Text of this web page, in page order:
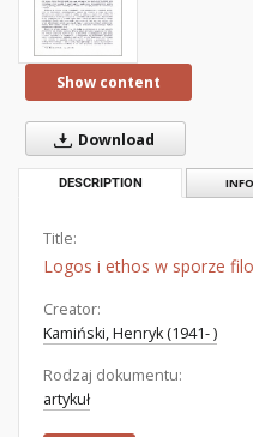
Show content
Download
DESCRIPTION
Title:
Logos i ethos w sporze
Creator:
Kamiński, Henryk (1941- )
Rodzaj dokumentu:
artykuł